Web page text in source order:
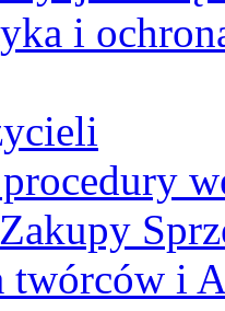
i
twórców i